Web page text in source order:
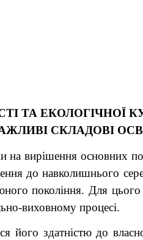
ЕКОЛОГІЧНОЇ
СКЛАДОВІ
на вирішення основних
до навколишнього
покоління. Для
виховному процесі.
його здатністю до